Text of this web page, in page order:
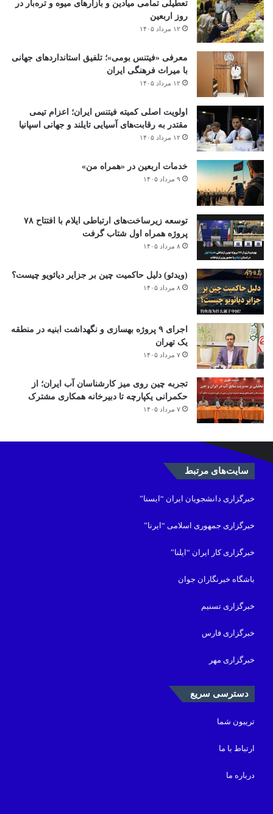
تعطیلی تمامی میادین و بازارهای میوه و تره‌بار در
روز اربعین
۱۲ مرداد ۱۴۰۵
معرفی «فیتنس بومی»؛ تلفیق استانداردهای جهانی
با میراث فرهنگی ایران
۱۲ مرداد ۱۴۰۵
اولویت اصلی کمیته فیتنس ایران؛ اعزام تیمی
مقتدر به رقابت‌های آسیایی تایلند و جهانی اسپانیا
۱۲ مرداد ۱۴۰۵
خدمات اربعین در «همراه من»
۹ مرداد ۱۴۰۵
توسعه زیرساخت‌های ارتباطی ایلام با افتتاح ۷۸
پروژه همراه اول شتاب گرفت
۸ مرداد ۱۴۰۵
(ویدئو) دلیل حاکمیت چین بر جزایر دیائویو چیست؟
۸ مرداد ۱۴۰۵
اجرای ۹ پروژه بهسازی و نگهداشت ابنیه در منطقه
یک تهران
۷ مرداد ۱۴۰۵
تجربه چین روی میز کارشناسان آب ایران؛ از
حکمرانی یکپارچه تا دبیرخانه همکاری مشترک
۷ مرداد ۱۴۰۵
سایت‌های مرتبط
خبرگزاری دانشجویان ایران “ایسنا”
خبرگزاری جمهوری اسلامی “ایرنا”
خبرگزاری کار ایران “ایلنا”
باشگاه خبرنگاران جوان
خبرگزاری تسنیم
خبرگزاری فارس
خبرگزاری مهر
دسترسی سریع
تریبون شما
ارتباط با ما
درباره ما